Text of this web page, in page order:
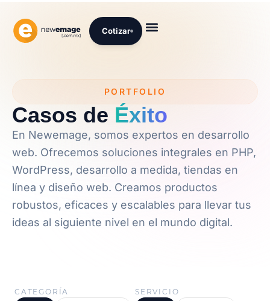
Cotizar
PORTFOLIO
Casos de Éxito
En Newemage, somos expertos en desarrollo
web. Ofrecemos soluciones integrales en PHP,
WordPress, desarrollo a medida, tiendas en
línea y diseño web. Creamos productos
robustos, eficaces y escalables para llevar tus
ideas al siguiente nivel en el mundo digital.
CATEGORÍA SERVICIO